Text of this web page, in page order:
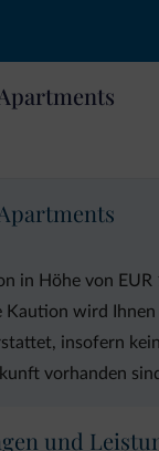
in Höhe von
Kaution wird
insofern
vorhanden
und